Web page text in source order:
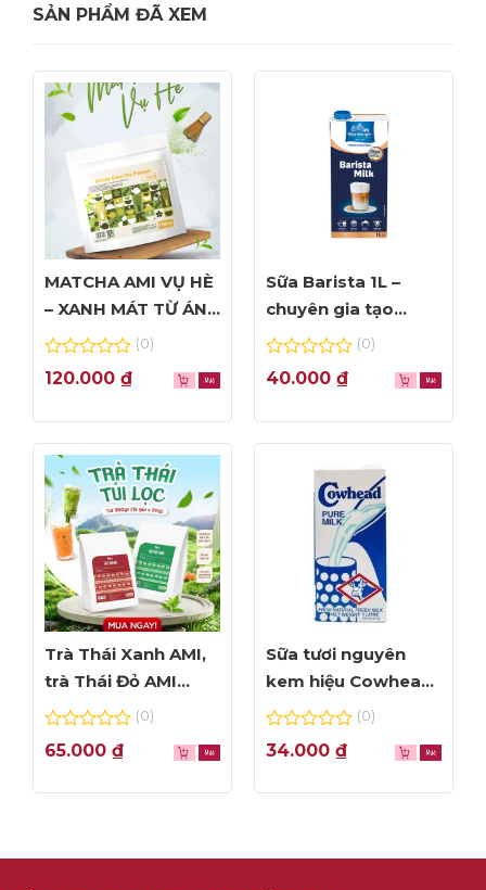
SẢN PHẨM ĐÃ XEM
MATCHA AMI VỤ HÈ
– XANH MÁT TỪ ÁNH
NHÌN ĐẦU TIÊN
0
out
5
(0)
120.000 ₫
Sữa Barista 1L –
chuyên gia tạo
Foam đỉnh cao
0
out
5
(0)
40.000 ₫
Trà Thái Xanh AMI,
trà Thái Đỏ AMI
thơm ngon, túi lọc
0
out
5
(0)
65.000 ₫
Sữa tươi nguyên
kem hiệu Cowhead
– hộp 1L
0
out
5
(0)
34.000 ₫